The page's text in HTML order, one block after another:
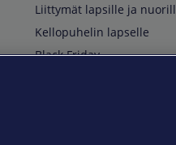
Liittymät lapsille ja
Kellopuhelin lapselle
Black Friday